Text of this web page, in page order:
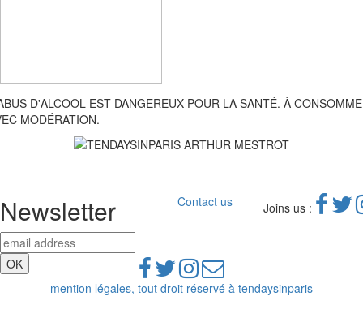
D'ALCOOL EST DANGEREUX POUR LA SANTÉ. À
MODÉRATION.
Newsletter Contact us Joins us :
mention légales, tout droit réservé à tendaysinparis